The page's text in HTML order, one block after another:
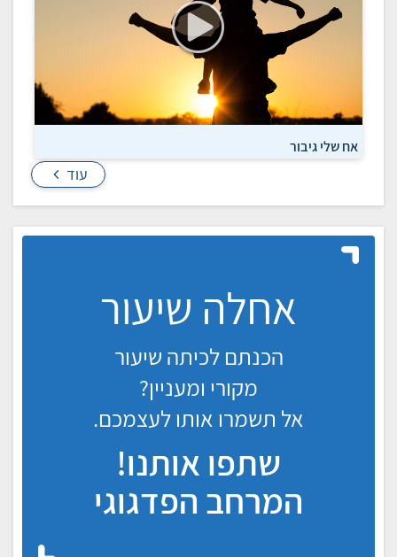
אח שלי גיבור
עוד
אחלה שיעור
הכנתם לכיתה שיעור
מקורי ומעניין?
אל תשמרו אותו לעצמכם.
שתפו אותנו!
המרחב הפדגוגי